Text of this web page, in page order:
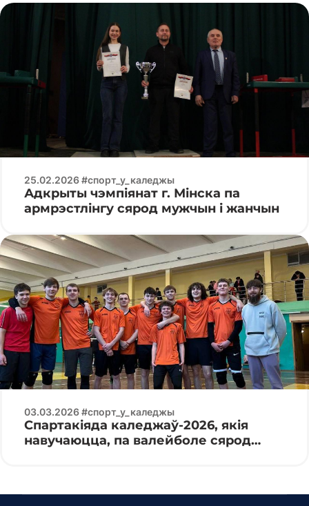
25.02.2026 #спорт_у_каледжы
Адкрыты чэмпіянат г. Мінска па
армрэстлінгу сярод мужчын і жанчын
03.03.2026 #спорт_у_каледжы
Спартакіяда каледжаў-2026, якія
навучаюцца, па валейболе сярод